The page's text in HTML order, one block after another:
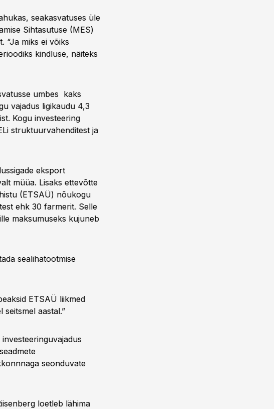
seakasvatuses üle
Sihtasutuse (MES)
“Ja miks ei võiks
kindluse, näiteks
umbes kaks
vajadus ligikaudu 4,3
Kogu investeering
struktuurvahenditest ja
eksport
müüa. Lisaks ettevõtte
­(ETSAÜ) nõukogu
ehk 30 farmerit. Selle
maksumuseks kujuneb
sealihatootmise
ETSAÜ liikmed
aastal.”
seonduvate
loetleb lähima